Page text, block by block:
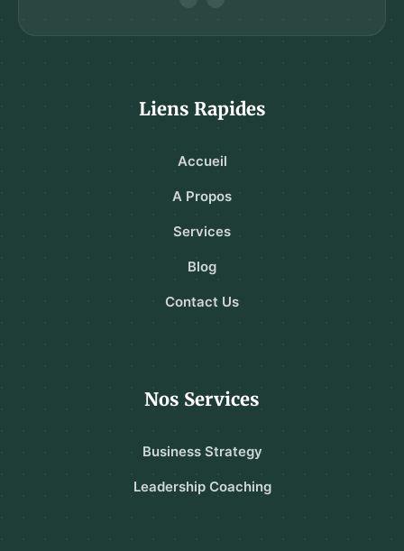
Liens Rapides
Accueil
A Propos
Services
Blog
Contact Us
Nos Services
Business Strategy
Leadership Coaching